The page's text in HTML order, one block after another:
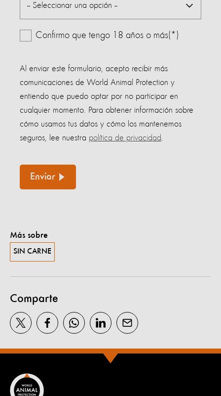
Confirmo que tengo 18 años o más(*)
Al enviar este formulario, acepto recibir más
comunicaciones de World Animal Protection y
entiendo que puedo optar por no participar en
cualquier momento. Para obtener información sobre
cómo usamos tus datos y cómo los mantenemos
seguros, lee nuestra política de privacidad
Enviar
Más sobre
SIN CARNE
Comparte